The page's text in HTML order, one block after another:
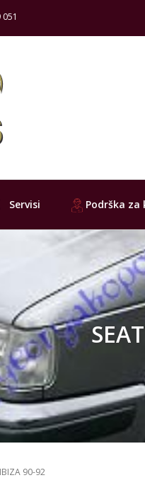
Servisi Podrška za
90-92